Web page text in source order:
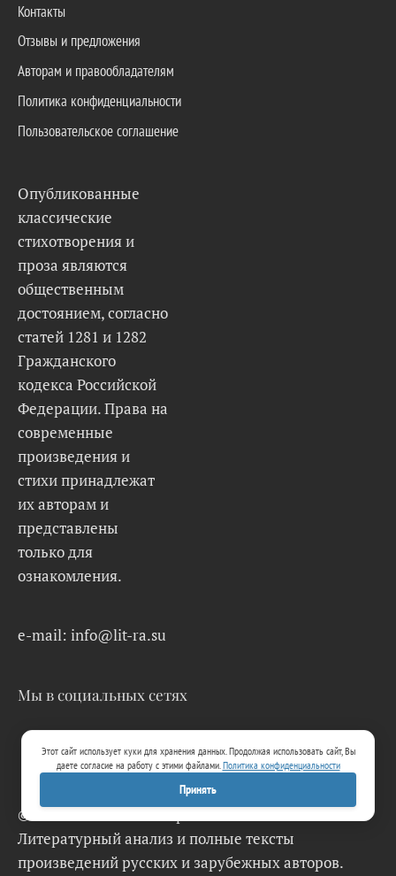
Контакты
Отзывы и предложения
Авторам и правообладателям
Политика конфиденциальности
Пользовательское соглашение
Опубликованные
классические
стихотворения и
проза являются
общественным
достоянием, согласно
статей 1281 и 1282
Гражданского
кодекса Российской
Федерации. Права на
современные
произведения и
стихи принадлежат
их авторам и
представлены
только для
ознакомления.
e-mail: info@lit-ra.su
Мы в социальных сетях
© 2026 Lit-Ra.su. Электронная библиотека.
Литературный анализ и полные тексты
произведений русских и зарубежных авторов.
Этот сайт использует куки для хранения данных. Продолжая использовать сайт, Вы
даете согласие на работу с этими файлами.Политика конфиденциальности
Принять